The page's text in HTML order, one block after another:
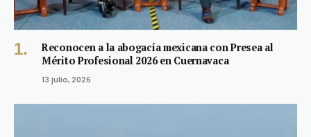
Reconocen a la abogacía mexicana con Presea al
Mérito Profesional 2026 en Cuernavaca
13 julio, 2026